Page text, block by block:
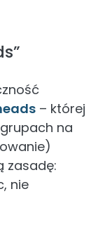
– której
na
zasadę:
nie